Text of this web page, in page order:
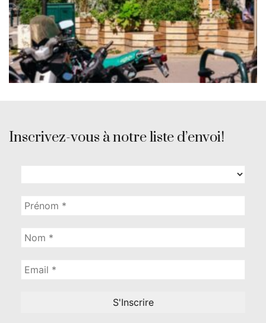
Inscrivez-vous à notre liste d’envoi!